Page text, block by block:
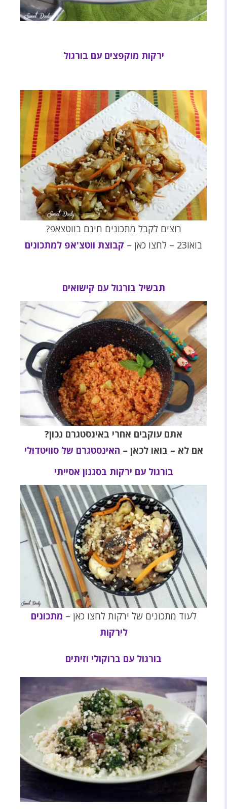
ירקות מוקפצים עם בורגול
רוצים לקבל מתכונים חינם בווטצאפ?
בואו23 – לחצו כאן –
קבוצת ווטצ'אפ למתכונים
תבשיל בורגול עם קישואים
אתם עוקבים אחרי באינסטגרם נכון?
אם לא – בואו לכאן – האינסטגרם של סוויטדולי
בורגול עם ירקות בסגנון אסייתי
לעוד מתכונים של ירקות לחצו כאן – מתכונים
לירקות
בורגול עם ברוקולי וזיתים